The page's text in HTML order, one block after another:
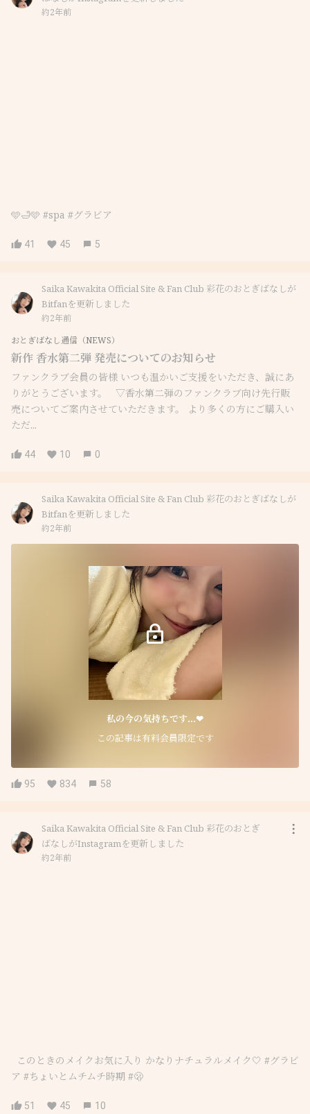
約2年前
🩵🛁🩵 #spa #グラビア
41 45 5
Saika Kawakita Official Site & Fan Club 彩花のおとぎばなしが
Bitfanを更新しました
約2年前
おとぎばなし通信（NEWS）
新作 香水第二弾 発売についてのお知らせ
ファンクラブ会員の皆様 いつも温かいご支援をいただき、誠にあ
りがとうございます。 ▽香水第二弾のファンクラブ向け先行販
売についてご案内させていただきます。 より多くの方にご購入い
ただ...
44 10 0
Saika Kawakita Official Site & Fan Club 彩花のおとぎばなしが
Bitfanを更新しました
約2年前
私の今の気持ちです...‪︎❤︎‪︎‪︎
この記事は有料会員限定です
95 834 58
Saika Kawakita Official Site & Fan Club 彩花のおとぎ
ばなしがInstagramを更新しました
約2年前
⁡ ⁡ このときのメイクお気に入り かなりナチュラルメイク🤍 #グラビ
ア #ちょいとムチムチ時期 #🫢
51 45 10